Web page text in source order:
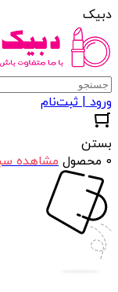
دبیک
ورود | ثبت‌نام
بستن
0 محصول
مشاهده